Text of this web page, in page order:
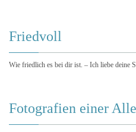
Friedvoll
Wie friedlich es bei dir ist. – Ich liebe deine
Fotografien einer